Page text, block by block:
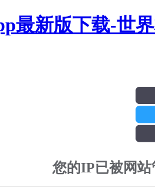
最新版下载-世
您的IP已被网